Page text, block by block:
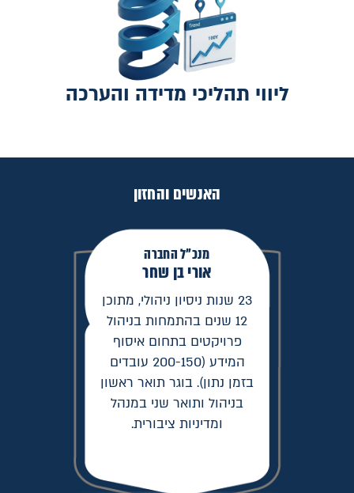
ליווי תהליכי מדידה והערכה
האנשים והחזון
מנכ"ל החברה
אורי בן שחר
23 שנות ניסיון ניהולי, מתוכן
12 שנים בהתמחות בניהול
פרויקטים בתחום איסוף
המידע (200-150 עובדים
בזמן נתון). בוגר תואר ראשון
בניהול ותואר שני במנהל
ומדיניות ציבורית.